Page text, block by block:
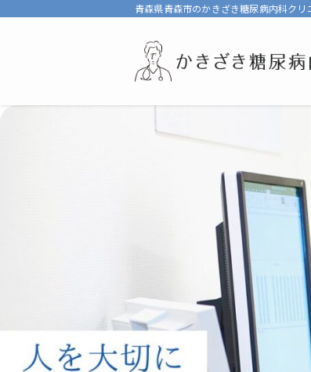
青森県青森市のかきざき糖尿病内科ク